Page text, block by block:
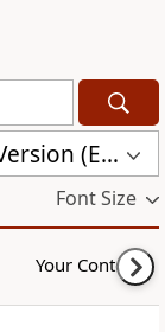
Hungarian Bible: Easy-to-Read Version (ERV-HU)
Font Size
Your Content